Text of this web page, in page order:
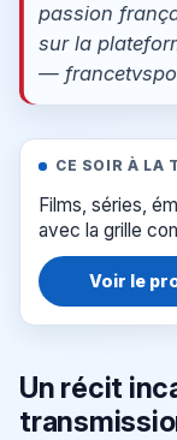
passion
sur la
—
CE SOIR À LA
Films, séries,
avec la grille
Voir le
Un récit